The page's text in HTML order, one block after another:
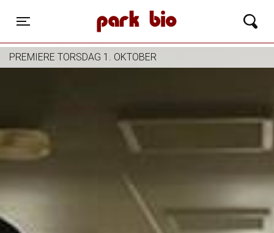
Toggle navigation
Park Bio
PREMIERE TORSDAG 1. OKTOBER